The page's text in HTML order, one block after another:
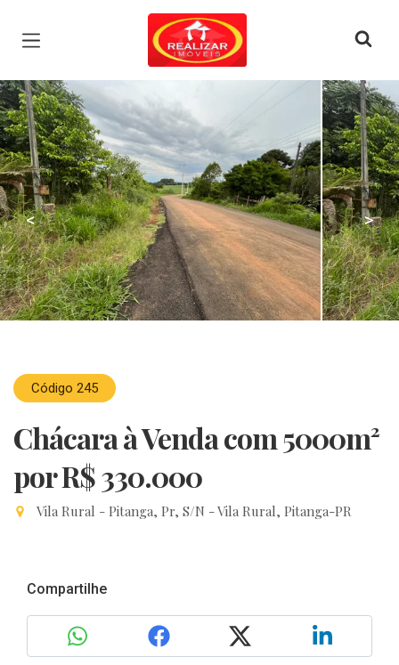
Página inicial
< >
Código 245
Chácara à Venda com 5000m²
por R$ 330.000
Vila Rural - Pitanga, Pr, S/N - Vila Rural, Pitanga-PR
Compartilhe